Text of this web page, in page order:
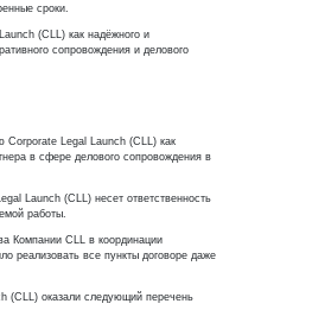
сроки.
(CLL) как надёжного и
сопровождения и делового
Corporate Legal Launch (CLL) как
в сфере делового сопровождения в
Launch (CLL) несет ответственность
работы.
Компании CLL в координации
реализовать все пункты договоре даже
(CLL) оказали следующий перечень